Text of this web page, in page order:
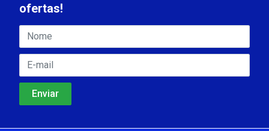
ofertas!